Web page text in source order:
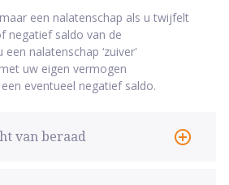
een nalatenschap als u twijfelt
negatief saldo van de
een nalatenschap ‘zuiver'
uw eigen vermogen
eventueel negatief saldo.
van beraad